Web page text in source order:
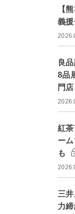
【
義
良
8品
門
紅
ー
も
三
力